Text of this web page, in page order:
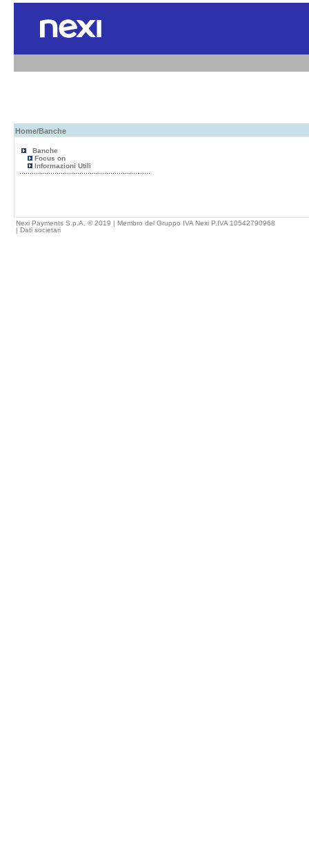
Home/Banche
Banche
Focus on
Informazioni Utili
Nexi Payments S.p.A. © 2019 | Membro del Gruppo IVA Nexi P.IVA 10542790968
| Dati societari